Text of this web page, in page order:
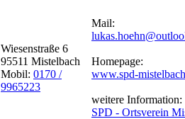
Wiesenstraße 6
95511 Mistelbach
Mobil: 0170 /
9965223
Mail:
Homepage:
www.spd-
weitere Information:
SPD - Ortsverein